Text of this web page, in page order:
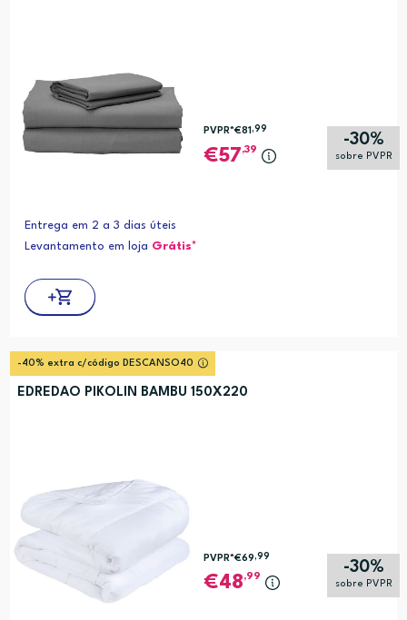
-30%
sobre PVPR
PVPR*€81,99
57,39
Entrega em 2 a 3 dias úteis
Levantamento em loja Grátis*
-40% extra c/código DESCANSO40
EDREDAO PIKOLIN BAMBU 150X220
-30%
sobre PVPR
PVPR*€69,99
48,99